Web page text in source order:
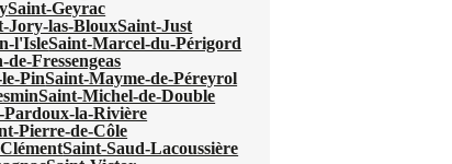
Saint-Geyrac
Jory-las-BlouxSaint-Just
l'IsleSaint-Marcel-du-Périgord
Fressengeas
PinSaint-Mayme-de-Péreyrol
Saint-Michel-de-Double
Pardoux-la-Rivière
Pierre-de-Côle
Saint-Saud-Lacoussière